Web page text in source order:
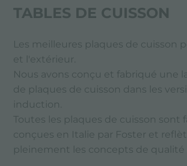
TABLES DE CUISSON
Les meilleures plaques de cuisson
et l'extérieur.
Nous avons conçu et fabriqué une
de plaques de cuisson dans les
induction.
Toutes les plaques de cuisson sont
conçues en Italie par Foster et
pleinement les concepts de qualité